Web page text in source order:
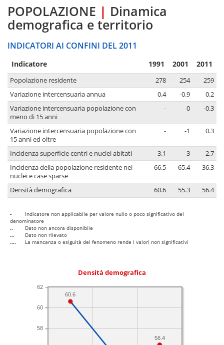
POPOLAZIONE | Dinamica
demografica e territorio
INDICATORI AI CONFINI DEL 2011
Indicatore 1991 2001 2011
Popolazione residente 278 254
259
Variazione intercensuaria annua
0.4 -0.9
0.2
Variazione intercensuaria popolazione con
meno di 15 anni
- 0 -0.3
Variazione intercensuaria popolazione con
15 anni ed oltre
- -1 0.3
Incidenza superficie centri e nuclei abitati 3.1 3
2.7
Incidenza della popolazione residente nei
nuclei e case sparse
66.5 65.4 36.3
Densità demografica 60.6 55.3 56.4
-
Indicatore non applicabile per valore nullo o poco significativo del
denominatore
..
Dato non ancora disponibile
...
Dato non rilevato
....
La mancanza o esiguità del fenomeno rende i valori non significativi
Densità demografica
58
60
62
56.4
60.6